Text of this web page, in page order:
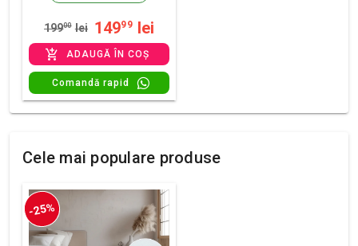
19900 lei 14999 lei
ADAUGĂ ÎN COȘ
Comandă rapid
Cele mai populare produse
-25%